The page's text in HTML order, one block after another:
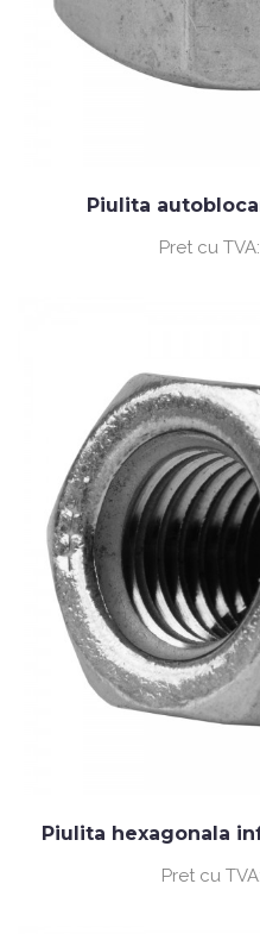
Piulita
Pret cu TVA:
Piulita hexagonala
Pret cu TVA: